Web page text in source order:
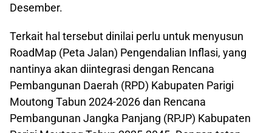
Desember.
Terkait hal tersebut dinilai perlu untuk menyusun
RoadMap (Peta Jalan) Pengendalian Inflasi, yang
nantinya akan diintegrasi dengan Rencana
Pembangunan Daerah (RPD) Kabupaten Parigi
Moutong Tabun 2024-2026 dan Rencana
Pembangunan Jangka Panjang (RPJP) Kabupaten